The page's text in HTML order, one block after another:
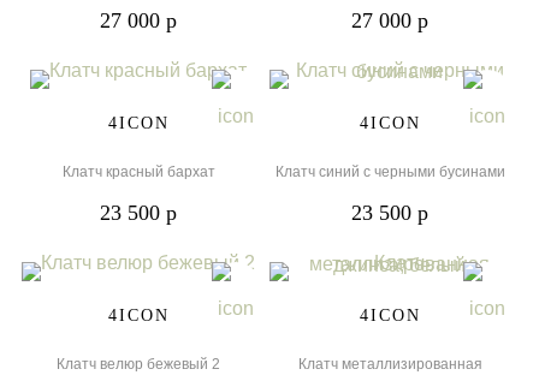
27 000 р 27 000 р
4ICON
Клатч красный бархат
23 500 р
One Size
4ICON
Клатч синий с черными бусинами
23 500 р
One Size
4ICON
Клатч велюр бежевый 2
One Size
4ICON
Клатч металлизированная